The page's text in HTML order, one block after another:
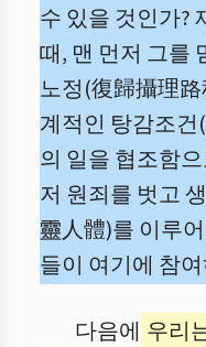
수 있을 것인가?
때, 맨 먼저 그를
노정(復歸攝理
계적인 탕감조
의 일을 협조함
저 원죄를 벗고
靈人體)를 이루
들이 여기에 참
다음에 우리